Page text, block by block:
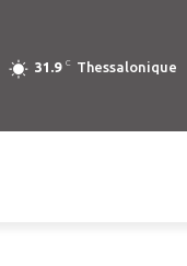
31.9 C Thessalonique